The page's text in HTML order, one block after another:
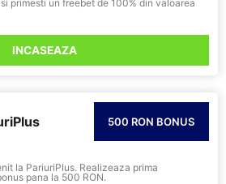
primesti un freebet de 100% din valoarea
INCASEAZA
500 RON BONUS
la PariuriPlus. Realizeaza prima
pana la 500 RON.